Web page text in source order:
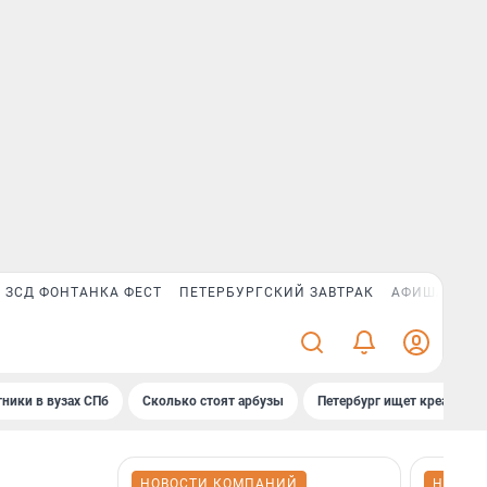
ЗСД ФОНТАНКА ФЕСТ ПЕТЕРБУРГСКИЙ ЗАВТРАК АФИША PLUS
в вузах СПб Сколько стоят арбузы Петербург ищет креатив
НОВОСТИ КОМПАНИЙ